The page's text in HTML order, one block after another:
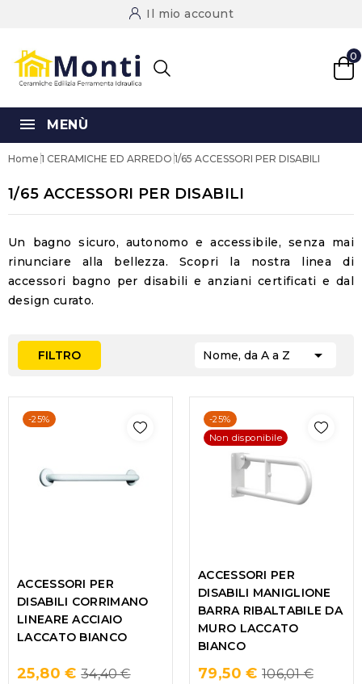
Il mio account
0
MENÙ
Home 1 CERAMICHE ED ARREDO 1/65 ACCESSORI PER DISABILI
1/65 ACCESSORI PER DISABILI
Un bagno sicuro, autonomo e accessibile, senza mai
rinunciare alla bellezza. Scopri la nostra linea di
accessori bagno per disabili e anziani certificati e dal
design curato.
FILTRO Nome, da A a Z 
-25%
ACCESSORI PER
DISABILI CORRIMANO
LINEARE ACCIAIO
LACCATO BIANCO
25,80 € Regular
34,40 €
-25%
Non disponibile
ACCESSORI PER
DISABILI MANIGLIONE
BARRA RIBALTABILE DA
MURO LACCATO
BIANCO
79,50 € Regular
106,01 €